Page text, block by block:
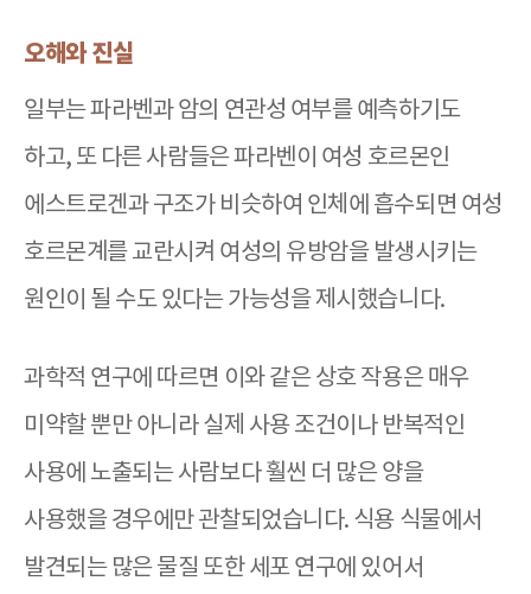
오해와 진실
일부는 파라벤과 암의 연관성 여부를 예측하기도
하고, 또 다른 사람들은 파라벤이 여성 호르몬인
에스트로겐과 구조가 비슷하여 인체에 흡수되면 여성
호르몬계를 교란시켜 여성의 유방암을 발생시키는
원인이 될 수도 있다는 가능성을 제시했습니다.
과학적 연구에 따르면 이와 같은 상호 작용은 매우
미약할 뿐만 아니라 실제 사용 조건이나 반복적인
사용에 노출되는 사람보다 훨씬 더 많은 양을
사용했을 경우에만 관찰되었습니다. 식용 식물에서
발견되는 많은 물질 또한 세포 연구에 있어서